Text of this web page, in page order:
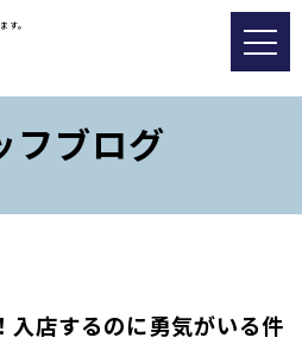
す。
すめ物件
フブログ
フブログ
入店するのに勇気がいる件